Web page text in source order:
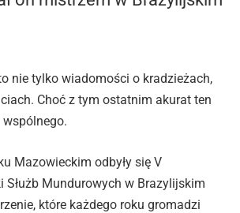
nie tylko wiadomości o kradzieżach,
Choć z tym ostatnim akurat ten
Mazowieckim odbyły się V
Służb Mundurowych w Brazylijskim
które każdego roku gromadzi